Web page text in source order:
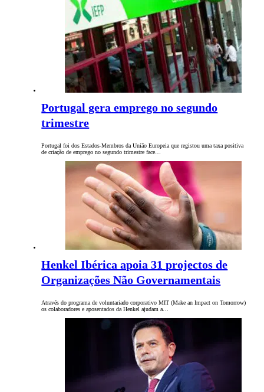
Portugal gera emprego no segundo
trimestre
Portugal foi dos Estados-Membros da União Europeia que registou uma taxa positiva
de criação de emprego no segundo trimestre face…
Henkel Ibérica apoia 31 projectos de
Organizações Não Governamentais
Através do programa de voluntariado corporativo MIT (Make an Impact on Tomorrow)
os colaboradores e aposentados da Henkel ajudam a…